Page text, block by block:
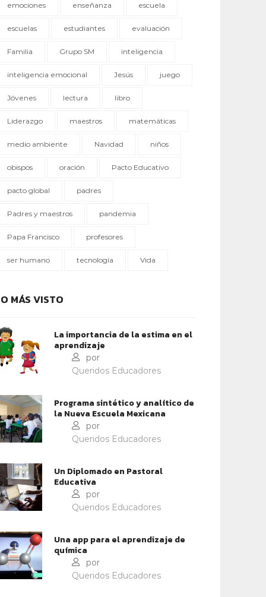
emociones enseñanza escuela
escuelas estudiantes evaluación
Familia Grupo SM inteligencia
inteligencia emocional Jesús juego
Jóvenes lectura libro
Liderazgo maestros matemáticas
medio ambiente Navidad niños
obispos oración Pacto Educativo
pacto global padres
Padres y maestros pandemia
Papa Francisco profesores
ser humano tecnología Vida
MÁS VISTO
La importancia de la estima en el
aprendizaje
por
Queridos Educadores
Programa sintético y analítico de
la Nueva Escuela Mexicana
por
Queridos Educadores
Un Diplomado en Pastoral
Educativa
por
Queridos Educadores
Una app para el aprendizaje de
química
por
Queridos Educadores